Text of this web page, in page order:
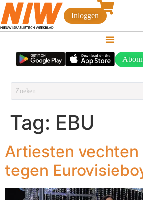
Inloggen
Tag: EBU
Artiesten vechten
tegen